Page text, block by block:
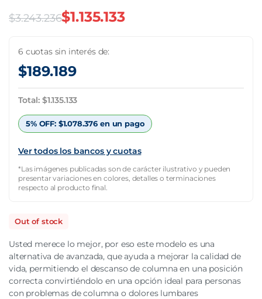
$3.243.236
precio
original
era:
$3.243.236.
$1.135.133
precio
actual
es:
$1.135.133.
6 cuotas sin interés de:
$189.189
Total: $1.135.133
5% OFF: $1.078.376 en un pago
Ver todos los bancos y cuotas
*Las imágenes publicadas son de carácter ilustrativo y pueden
presentar variaciones en colores, detalles o terminaciones
respecto al producto final.
Out of stock
Usted merece lo mejor, por eso este modelo es una
alternativa de avanzada, que ayuda a mejorar la calidad de
vida, permitiendo el descanso de columna en una posición
correcta convirtiéndolo en una opción ideal para personas
con problemas de columna o dolores lumbares